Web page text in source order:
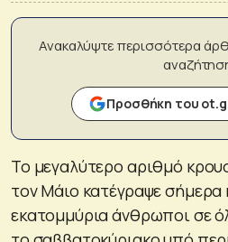
Ανακαλύψτε περισσότερα
Προσθήκη του
Το μεγαλύτερο αριθμό
τον Μάιο κατέγραψε σήμερα
εκατομμύρια άνθρωποι σε